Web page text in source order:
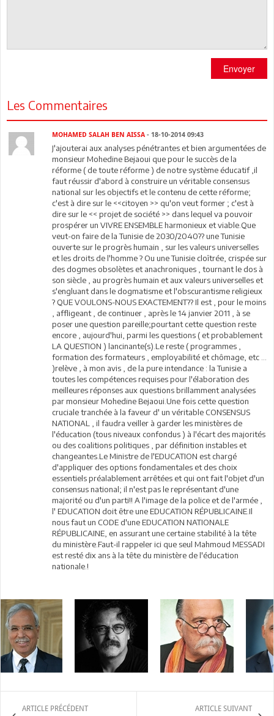
Envoyer
Les Commentaires
MOHAMED SALAH BEN AISSA - 18-10-2014 09:43
J'ajouterai aux analyses pénétrantes et bien argumentées de
monsieur Mohedine Bejaoui que pour le succès de la
réforme ( de toute réforme ) de notre système éducatif ,il
faut réussir d'abord à construire un véritable consensus
national sur les objectifs et le contenu de cette réforme;
c'est à dire sur le <<citoyen >> qu'on veut former ; c'est à
dire sur le << projet de société >> dans lequel va pouvoir
prospérer un VIVRE ENSEMBLE harmonieux et viable.Que
veut-on faire de la Tunisie de 2030/2040?? une Tunisie
ouverte sur le progrès humain , sur les valeurs universelles
et les droits de l'homme ? Ou une Tunisie cloîtrée, crispée sur
des dogmes obsolètes et anachroniques , tournant le dos à
son siècle , au progrès humain et aux valeurs universelles et
s'engluant dans le dogmatisme et l'obscurantisme religieux
? QUE VOULONS-NOUS EXACTEMENT?? Il est , pour le moins
, affligeant , de continuer , après le 14 janvier 2011 , à se
poser une question pareille;pourtant cette question reste
encore , aujourd'hui, parmi les questions ( et probablement
LA QUESTION ) lancinante(s).Le reste ( programmes ,
formation des formateurs , employabilité et chômage, etc ...
)relève , à mon avis , de la pure intendance : la Tunisie a
toutes les compétences requises pour l'élaboration des
meilleures réponses aux questions brillamment analysées
par monsieur Mohedine Bejaoui.Une fois cette question
cruciale tranchée à la faveur d' un véritable CONSENSUS
NATIONAL , il faudra veiller à garder les ministères de
l'éducation (tous niveaux confondus ) à l'écart des majorités
ou des coalitions politiques , par définition instables et
changeantes.Le Ministre de l'EDUCATION est chargé
d'appliquer des options fondamentales et des choix
essentiels préalablement arrêtées et qui ont fait l'objet d'un
consensus national; il n'est pas le représentant d'une
majorité ou d'un parti!! A l'image de la police et de l'armée ,
l' EDUCATION doit être une EDUCATION RÉPUBLICAINE.Il
nous faut un CODE d'une EDUCATION NATIONALE
RÉPUBLICAINE, en assurant une certaine stabilité à la tête
du ministère.Faut-il rappeler ici que seul Mahmoud MESSADI
est resté dix ans à la tête du ministère de l'éducation
nationale.!
ARTICLE PRÉCÉDENT ARTICLE SUIVANT